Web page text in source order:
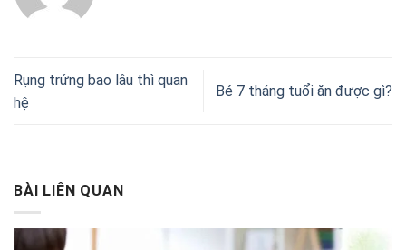
Rụng trứng bao lâu thì quan
hệ
Bé 7 tháng tuổi ăn được gì?
BÀI LIÊN QUAN